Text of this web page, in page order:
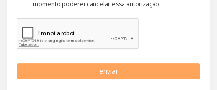
momento poderei cancelar essa autorização.
enviar